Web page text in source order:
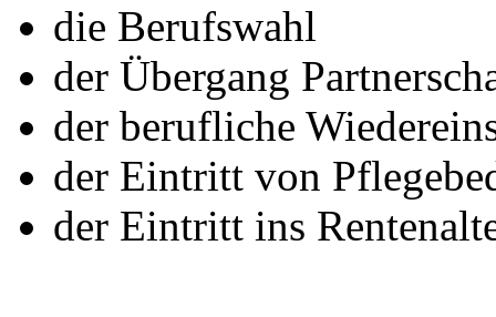
die Berufswahl
der Übergang
der berufliche
der Eintritt von
der Eintritt ins